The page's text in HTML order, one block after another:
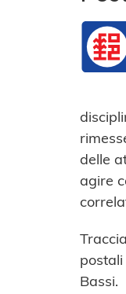
delle
agire
Bassi.